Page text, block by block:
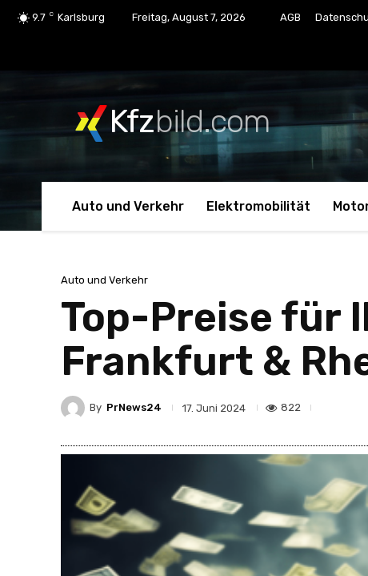
9.7 C Karlsburg Freitag, August 7, 2026 AGB
Kfzbild.com
Auto und Verkehr Elektromobilität
Auto und Verkehr
Top-Preise für
Frankfurt &
By PrNews24 17. Juni 2024 822